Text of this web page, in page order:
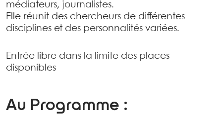
médiateurs, journalistes.
Elle réunit des chercheurs de différentes
disciplines et des personnalités variées.
Entrée libre dans la limite des places
disponibles
Au Programme :